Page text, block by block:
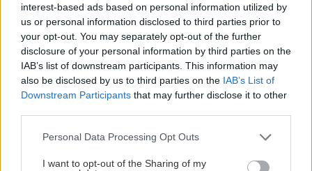
interest-based ads based on personal information utilized by
us or personal information disclosed to third parties prior to
your opt-out. You may separately opt-out of the further
disclosure of your personal information by third parties on the
IAB’s list of downstream participants. This information may
also be disclosed by us to third parties on the IAB’s List of
Downstream Participants that may further disclose it to other
Please note that this website/app uses one or more Google
not limited to your visit or usage behaviour. You may click to
Personal Data Processing Opt Outs
I want to opt-out of the Sharing of my